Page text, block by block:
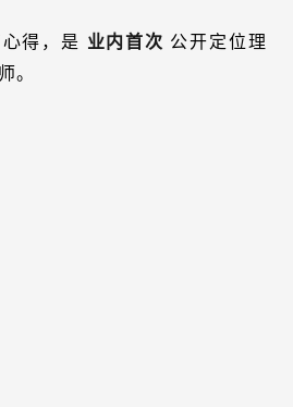
得，是 业内首次 公开定位理
。